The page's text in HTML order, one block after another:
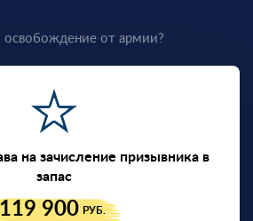
от армии?
на зачисление призывника в
запас
119 900 РУБ.